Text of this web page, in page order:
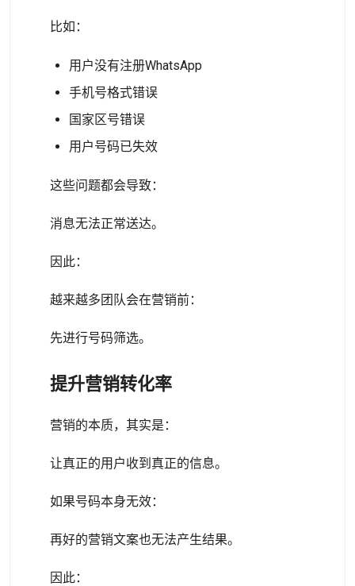
比如：
用户没有注册WhatsApp
手机号格式错误
国家区号错误
用户号码已失效
这些问题都会导致：
消息无法正常送达。
因此：
越来越多团队会在营销前：
先进行号码筛选。
提升营销转化率
营销的本质，其实是：
让真正的用户收到真正的信息。
如果号码本身无效：
再好的营销文案也无法产生结果。
因此：